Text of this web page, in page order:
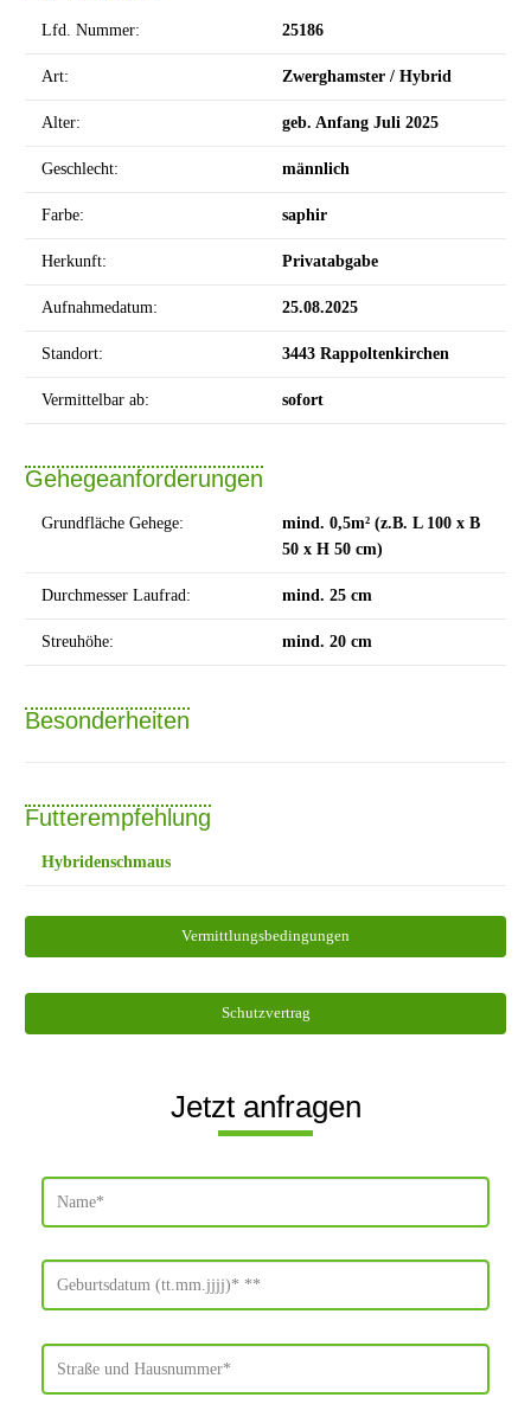
Lfd. Nummer: 25186
Art: Zwerghamster / Hybrid
Alter: geb. Anfang Juli 2025
Geschlecht: männlich
Farbe: saphir
Herkunft: Privatabgabe
Aufnahmedatum: 25.08.2025
Standort: 3443 Rappoltenkirchen
Vermittelbar ab: sofort
Gehegeanforderungen
Grundfläche Gehege:
mind. 0,5m² (z.B. L 100 x B
50 x H 50 cm)
Durchmesser Laufrad: mind. 25 cm
Streuhöhe: mind. 20 cm
Besonderheiten
Futterempfehlung
Hybridenschmaus
Vermittlungsbedingungen
Schutzvertrag
Jetzt anfragen